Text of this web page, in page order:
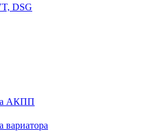
DSG
АКПП
вариатора